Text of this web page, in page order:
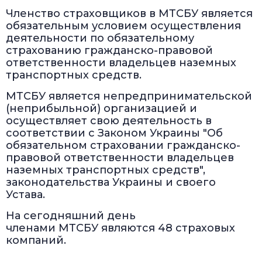
Членство страховщиков в МТСБУ является
обязательным условием осуществления
деятельности по обязательному
страхованию гражданско-правовой
ответственности владельцев наземных
транспортных средств.
МТСБУ является непредпринимательской
(неприбыльной) организацией и
осуществляет свою деятельность в
соответствии с Законом Украины "Об
обязательном страховании гражданско-
правовой ответственности владельцев
наземных транспортных средств",
законодательства Украины и своего
Устава.
На сегодняшний день
членами МТСБУ являются 48 страховых
компаний.